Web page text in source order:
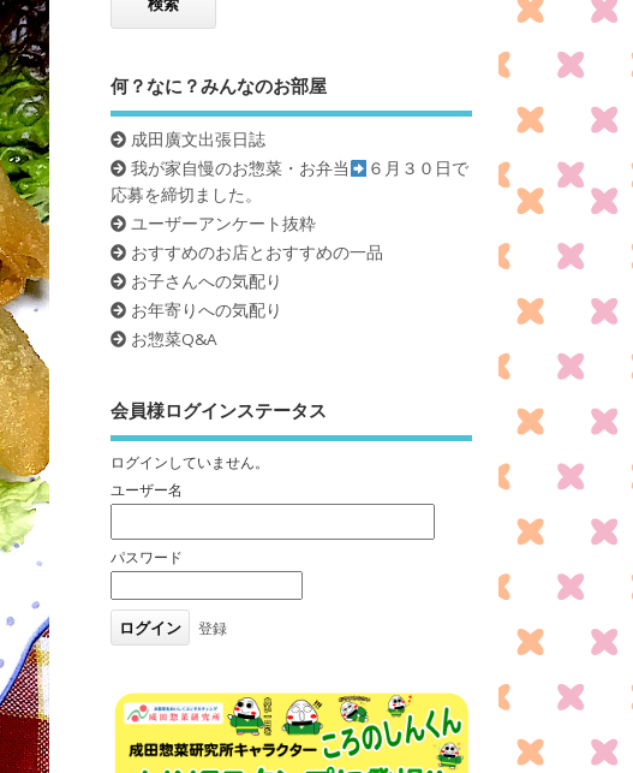
何？なに？みんなのお部屋
成田廣文出張日誌
我が家自慢のお惣菜・お弁当
６月３０日で
応募を締切ました。
ユーザーアンケート抜粋
おすすめのお店とおすすめの一品
お子さんへの気配り
お年寄りへの気配り
お惣菜Q&A
会員様ログインステータス
ログインしていません。
ユーザー名
パスワード
登録